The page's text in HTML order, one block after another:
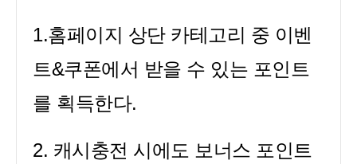
1.홈페이지 상단 카테고리 중 이벤
트&쿠폰에서 받을 수 있는 포인트
를 획득한다.
2. 캐시충전 시에도 보너스 포인트